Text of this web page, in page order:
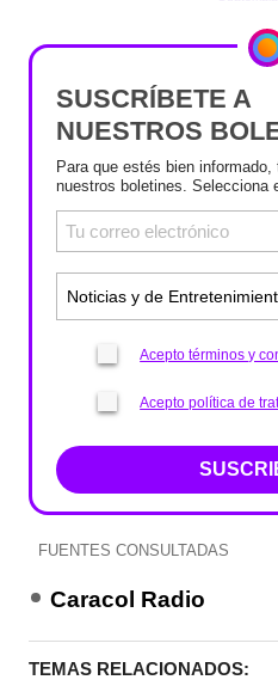
SUSCRÍBETE A
NUESTROS
Para que estés bien
nuestros boletines. Selecciona
Acepto términos y
Acepto política de
FUENTES CONSULTADAS
Caracol Radio
TEMAS RELACIONADOS: